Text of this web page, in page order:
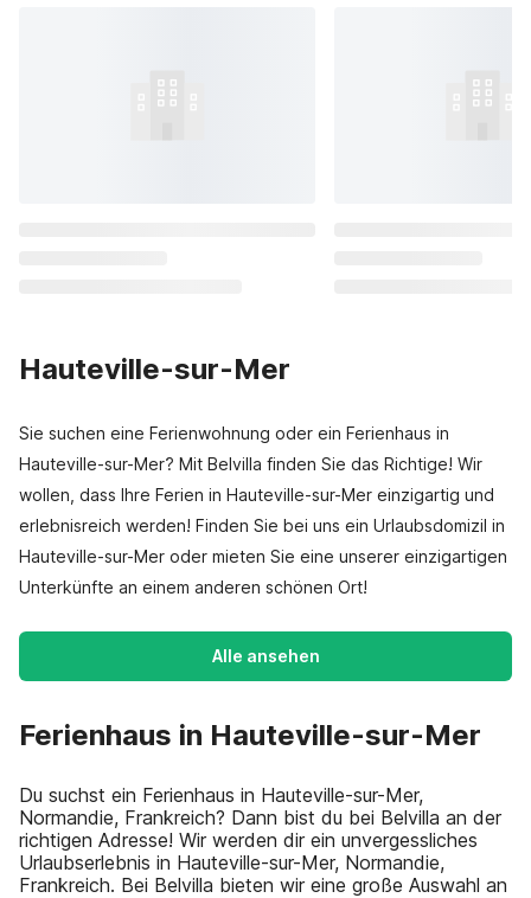
Hauteville-sur-Mer
Sie suchen eine Ferienwohnung oder ein Ferienhaus in
Hauteville-sur-Mer? Mit Belvilla finden Sie das Richtige! Wir
wollen, dass Ihre Ferien in Hauteville-sur-Mer einzigartig und
erlebnisreich werden! Finden Sie bei uns ein Urlaubsdomizil in
Hauteville-sur-Mer oder mieten Sie eine unserer einzigartigen
Unterkünfte an einem anderen schönen Ort!
Alle ansehen
Ferienhaus in Hauteville-sur-Mer
Du suchst ein Ferienhaus in Hauteville-sur-Mer,
Normandie, Frankreich? Dann bist du bei Belvilla an der
richtigen Adresse! Wir werden dir ein unvergessliches
Urlaubserlebnis in Hauteville-sur-Mer, Normandie,
Frankreich. Bei Belvilla bieten wir eine große Auswahl an